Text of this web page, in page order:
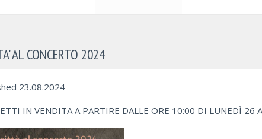
AL CONCERTO 2024
23.08.2024
IN VENDITA A PARTIRE DALLE ORE 10:00 DI LUNEDÌ 26